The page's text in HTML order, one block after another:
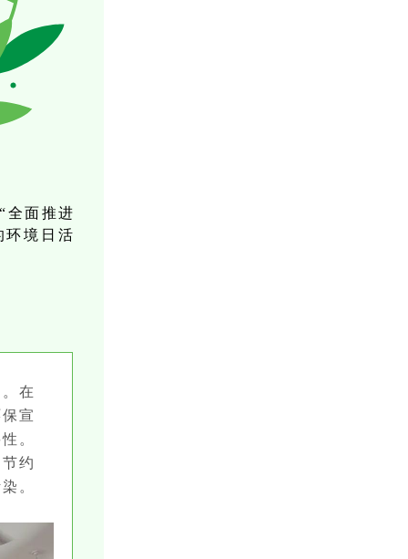
全面推进
环境日活
在
宣
。
约
。